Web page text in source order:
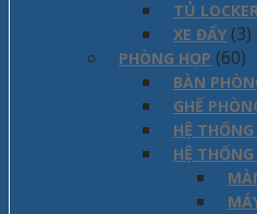
TỦ
XE ĐẨY (3)
PHÒNG HỌP (60)
BÀN
GHẾ
HỆ
HỆ